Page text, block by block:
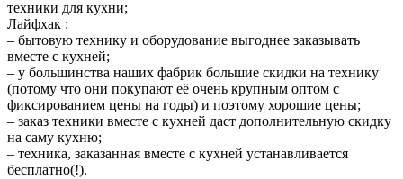
техники для кухни;
Лайфхак :
– бытовую технику и оборудование выгоднее заказывать
вместе с кухней;
– у большинства наших фабрик большие скидки на технику
(потому что они покупают её очень крупным оптом с
фиксированием цены на годы) и поэтому хорошие цены;
– заказ техники вместе с кухней даст дополнительную скидку
на саму кухню;
– техника, заказанная вместе с кухней устанавливается
бесплатно(!).